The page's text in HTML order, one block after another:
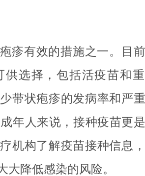
疹有效的措施之一。目
选择，包括活疫苗和
带状疱疹的发病率和严重
年人来说，接种疫苗更
机构了解疫苗接种信息
大降低感染的风险。